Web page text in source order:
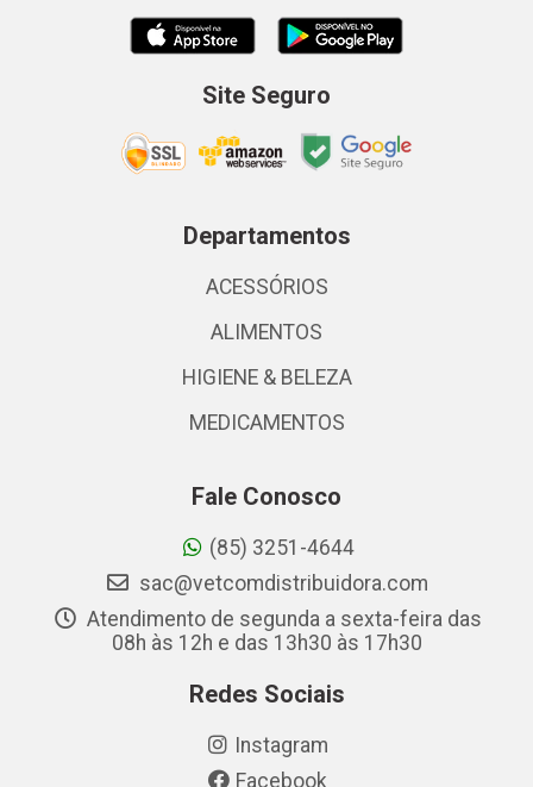
Site Seguro
Departamentos
ACESSÓRIOS
ALIMENTOS
HIGIENE & BELEZA
MEDICAMENTOS
Fale Conosco
(85) 3251-4644
sac@vetcomdistribuidora.com
Atendimento de segunda a sexta-feira das
08h às 12h e das 13h30 às 17h30
Redes Sociais
Instagram
Facebook